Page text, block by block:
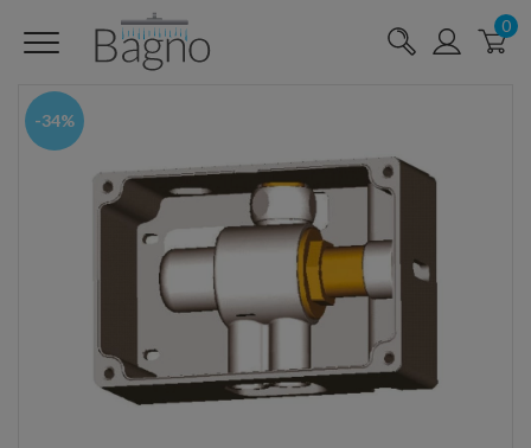
0
-34%